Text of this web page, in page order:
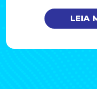
LEIA